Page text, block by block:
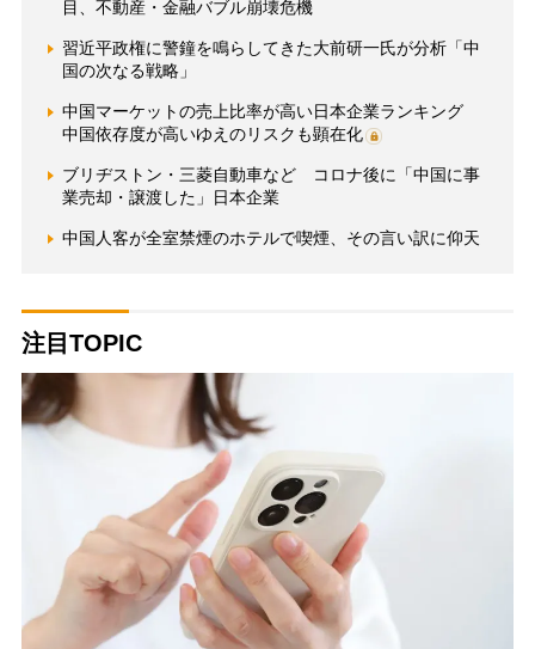
目、不動産・金融バブル崩壊危機
習近平政権に警鐘を鳴らしてきた大前研一氏が分析「中
国の次なる戦略」
中国マーケットの売上比率が高い日本企業ランキング
中国依存度が高いゆえのリスクも顕在化
ブリヂストン・三菱自動車など コロナ後に「中国に事
業売却・譲渡した」日本企業
中国人客が全室禁煙のホテルで喫煙、その言い訳に仰天
注目TOPIC